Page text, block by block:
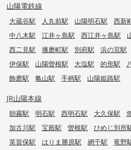
山陽電鉄線
大蔵谷駅 人丸前駅 山陽明石駅 西新
中八木駅
江井ヶ島駅 西江井ヶ島駅
西二見駅
播磨町駅 別府駅 浜の宮駅
伊保駅
山陽曽根駅 大塩駅 的形駅
飾磨駅
亀山駅 手柄駅 山陽姫路駅
JR山陽本線
朝霧駅 明石駅 西明石駅 大久保駅
加古川駅
宝殿駅 曽根駅 ひめじ別所
英賀保駅
はりま勝原駅 網干駅 竜野